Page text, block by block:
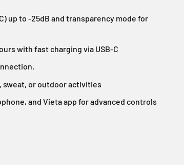
up to -25dB and transparency mode for
with fast charging via USB-C
sweat, or outdoor activities
and Vieta app for advanced controls